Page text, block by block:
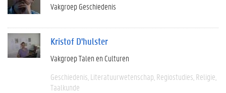
Vakgroep Geschiedenis
Kristof D'hulster
Vakgroep Talen en Culturen
Geschiedenis Literatuurwetenschap Regiostudies Religie
Taalkunde